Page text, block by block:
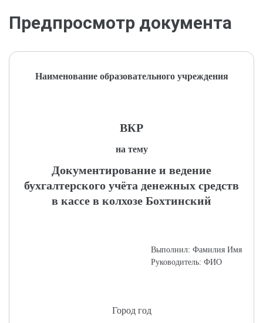
Предпросмотр документа
Наименование образовательного учреждения
ВКР
на тему
Документирование и ведение
бухгалтерского учёта денежных средств
в кассе в колхозе Бохтинский
Выполнил: Фамилия Имя
Руководитель: ФИО
Город год